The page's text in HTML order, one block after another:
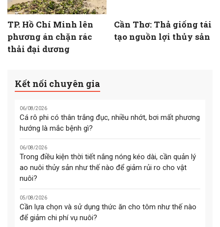
TP. Hồ Chí Minh lên
phương án chặn rác
thải đại dương
Cần Thơ: Thả giống tái
tạo nguồn lợi thủy sản
Kết nối chuyên gia
06/08/2026
Cá rô phi có thân trắng đục, nhiều nhớt, bơi mất phương
hướng là mắc bệnh gì?
06/08/2026
Trong điều kiện thời tiết nắng nóng kéo dài, cần quản lý
ao nuôi thủy sản như thế nào để giảm rủi ro cho vật
nuôi?
05/08/2026
Cần lựa chọn và sử dụng thức ăn cho tôm như thế nào
để giảm chi phí vụ nuôi?